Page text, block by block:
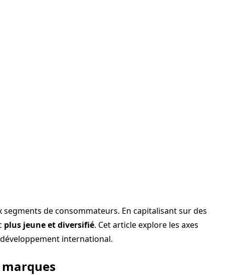
segments de consommateurs. En capitalisant sur des
plus jeune et diversifié. Cet article explore les axes
international.
marques